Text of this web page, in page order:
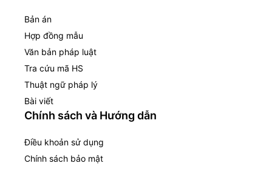
Bản án
Hợp đồng mẫu
Văn bản pháp luật
Tra cứu mã HS
Thuật ngữ pháp lý
Bài viết
Chính sách và Hướng dẫn
Điều khoản sử dụng
Chính sách bảo mật